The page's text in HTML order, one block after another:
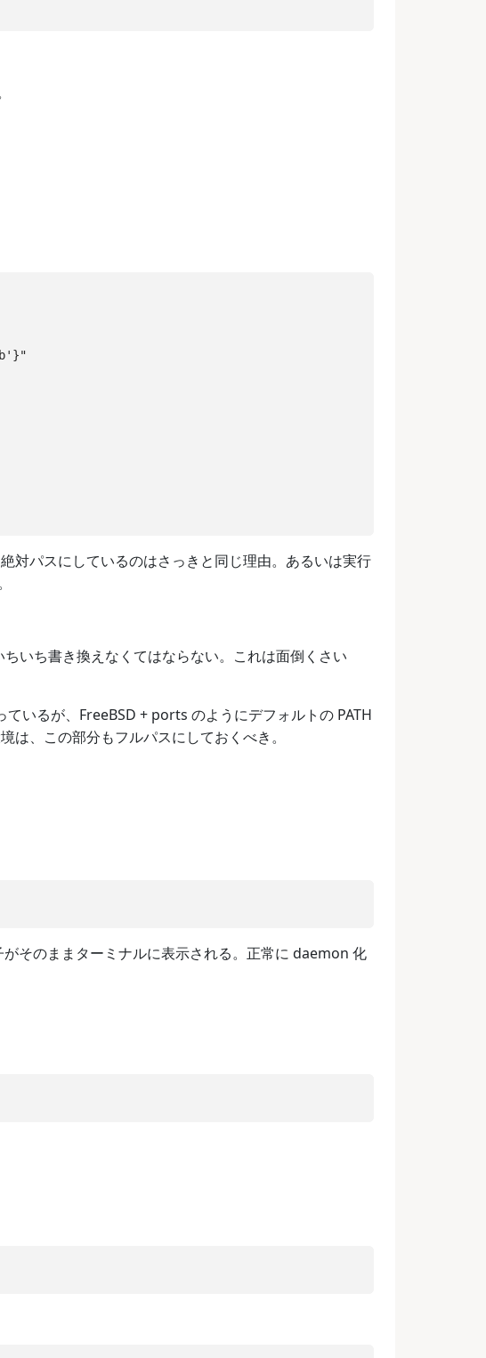
対パスにしているのはさっきと同じ理由。あるいは実行
いち書き換えなくてはならない。これは面倒くさい
いるが、FreeBSD + ports のようにデフォルトの PATH
、この部分もフルパスにしておくべき。
そのままターミナルに表示される。正常に daemon 化